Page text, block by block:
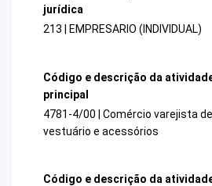
jurídica
213 | EMPRESARIO (INDIVIDUAL)
Código e descrição da
principal
4781-4/00 | Comércio varejista
vestuário e acessórios
Código e descrição da